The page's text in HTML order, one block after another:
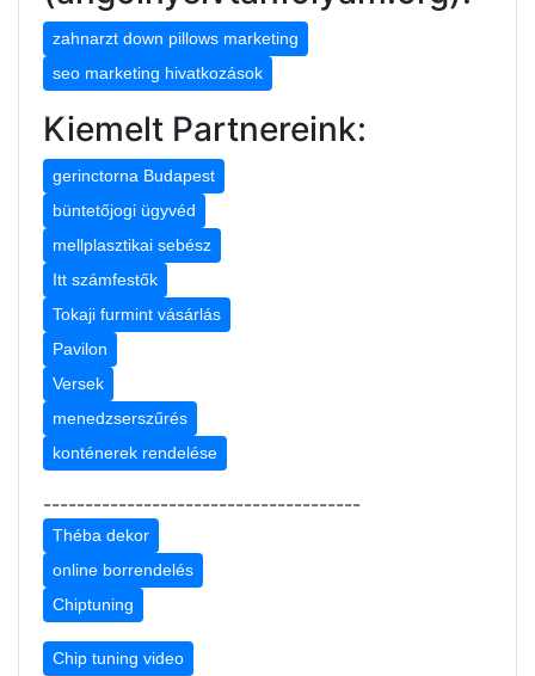
zahnarzt down pillows marketing
seo marketing hivatkozások
Kiemelt Partnereink:
gerinctorna Budapest
büntetőjogi ügyvéd
mellplasztikai sebész
Itt számfestők
Tokaji furmint vásárlás
Pavilon
Versek
menedzserszűrés
konténerek rendelése
--------------------------------------
Théba dekor
online borrendelés
Chiptuning
Chip tuning video